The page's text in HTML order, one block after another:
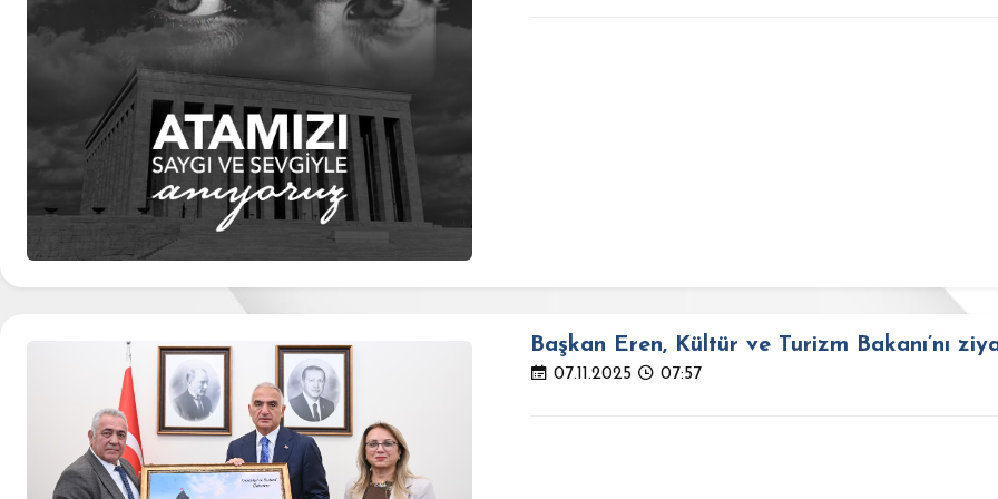
Başkan Eren, Kültür ve Turizm Bakanı’nı
07.11.2025 07:57